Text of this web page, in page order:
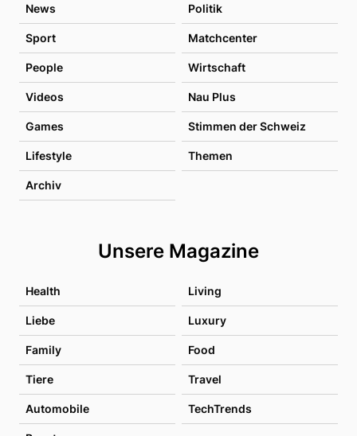
News Politik
Sport Matchcenter
People Wirtschaft
Videos Nau Plus
Games Stimmen der Schweiz
Lifestyle Themen
Archiv
Unsere Magazine
Health Living
Liebe Luxury
Family Food
Tiere Travel
Automobile TechTrends